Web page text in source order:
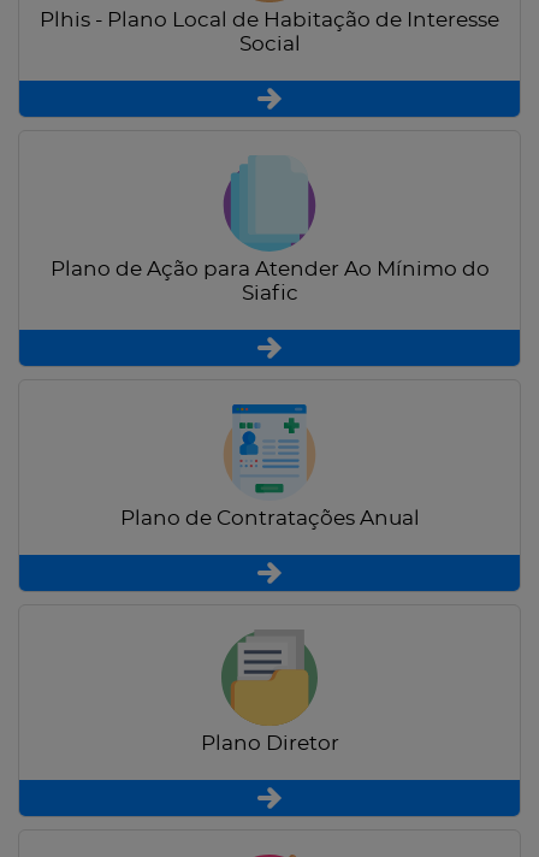
Plhis - Plano Local de Habitação de Interesse
Social
Plano de Ação para Atender Ao Mínimo do
Siafic
Plano de Contratações Anual
Plano Diretor